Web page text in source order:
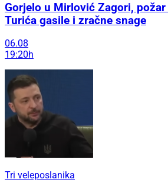
Gorjelo u Mirlović Zagori,
Turića gasile i zračne snage
06.08
19:20h
Tri veleposlanika